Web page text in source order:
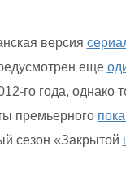
версия
еще
го года, однако
премьерного
сезон «Закрытой